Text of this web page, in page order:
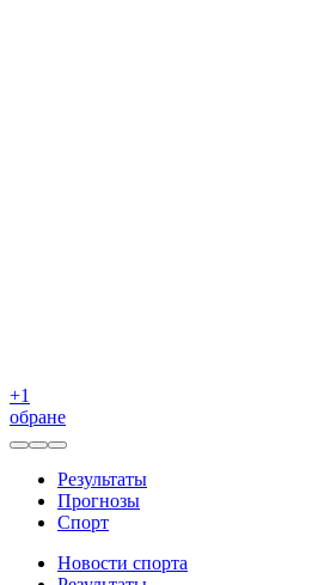
+1
обране
Результаты
Прогнозы
Спорт
Новости спорта